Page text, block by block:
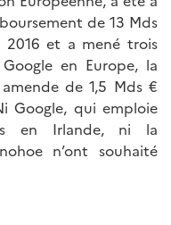
de 13 Mds
2016 et a mené trois
en Europe, la
de 1,5 Mds €
Google, qui emploie
en Irlande, ni la
n’ont souhaité